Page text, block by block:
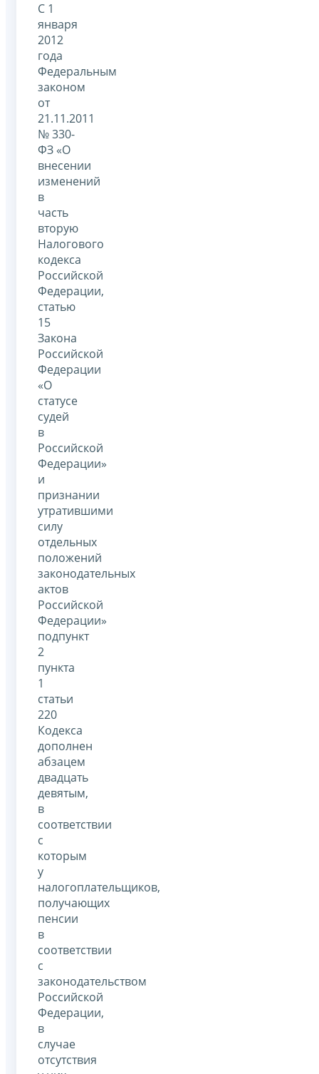
С 1
января
2012
года
Федеральным
законом
от
21.11.2011
№ 330-
ФЗ «О
внесении
изменений
в
часть
вторую
Налогового
кодекса
Российской
Федерации,
статью
15
Закона
Российской
Федерации
«О
статусе
судей
в
Российской
Федерации»
и
признании
утратившими
силу
отдельных
положений
законодательных
актов
Российской
Федерации»
подпункт
2
пункта
1
статьи
220
Кодекса
дополнен
абзацем
двадцать
девятым,
в
соответствии
с
которым
у
налогоплательщиков,
получающих
пенсии
в
соответствии
с
законодательством
Российской
Федерации,
в
случае
отсутствия